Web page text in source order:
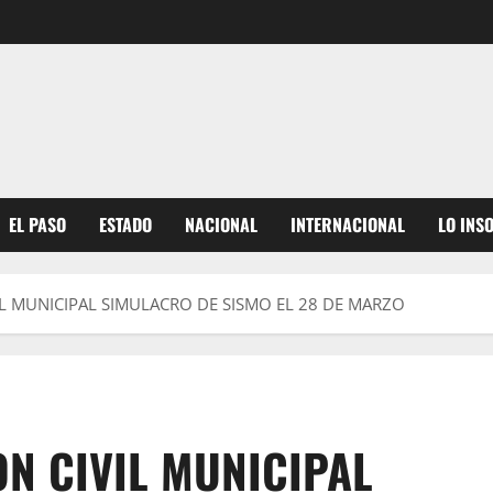
EL PASO ESTADO NACIONAL INTERNACIONAL LO
MUNICIPAL SIMULACRO DE SISMO EL 28 DE MARZO
CIVIL MUNICIPAL